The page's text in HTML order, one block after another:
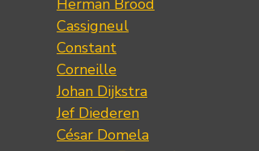
Cassigneul
Constant
Corneille
Johan Dijkstra
Jef Diederen
César Domela